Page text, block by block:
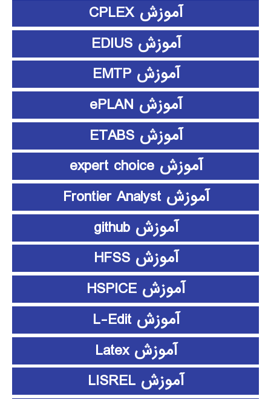
آموزش CPLEX
آموزش EDIUS
آموزش EMTP
آموزش ePLAN
آموزش ETABS
آموزش expert choice
آموزش Frontier Analyst
آموزش github
آموزش HFSS
آموزش HSPICE
آموزش L-Edit
آموزش Latex
آموزش LISREL